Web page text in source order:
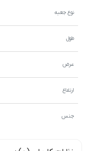
نوع جعبه
طول
عرض
ارتفاع
جنس